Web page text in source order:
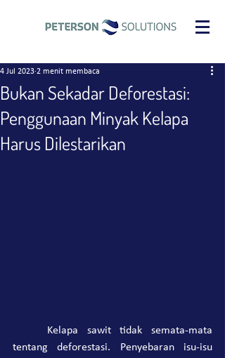
Bukan Sekadar Deforestasi:
Penggunaan Minyak Kelapa
Harus Dilestarikan
4 Jul 2023 2 menit membaca
tentang deforestasi. Penyebaran isu-isu